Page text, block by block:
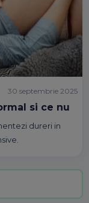
si ce nu
dureri in
30 septembrie 2025